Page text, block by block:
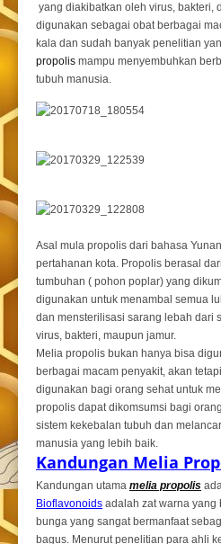
yang diakibatkan oleh virus, bakteri,
digunakan sebagai obat berbagai
kala dan sudah banyak penelitian
propolis mampu menyembuhkan
tubuh manusia.
Asal mula propolis dari bahasa
pertahanan kota. Propolis berasal
tumbuhan ( pohon poplar) yang
digunakan untuk menambal semua
dan mensterilisasi sarang lebah dari
virus, bakteri, maupun jamur.
Melia propolis bukan hanya bisa
berbagai macam penyakit, akan
digunakan bagi orang sehat untuk
propolis dapat dikomsumsi bagi
sistem kekebalan tubuh dan
manusia yang lebih baik.
Kandungan Melia
Kandungan utama melia propolis
Bioflavonoids adalah zat warna yang
bunga yang sangat bermanfaat
bagus. Menurut penelitian para ahli